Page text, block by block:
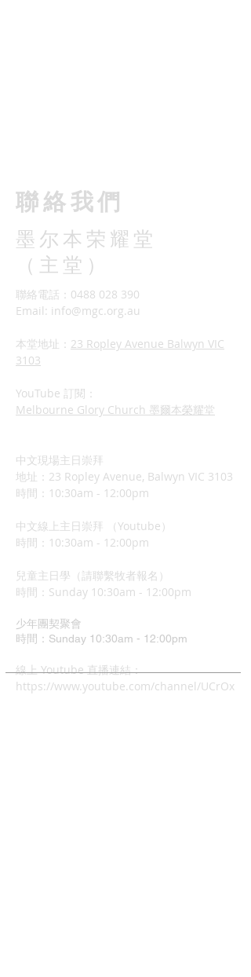
​聯絡我們
墨尔本荣耀堂
（主堂）
聯絡電話：0488 028 390
Email: info@mgc.org.au
本堂地址： 23 Ropley Avenue Balwyn VIC
3103
YouTube 訂閱：
Melbourne Glory Church 墨爾本榮耀堂
中文現場主日崇拜
地址：23 Ropley Avenue, Balwyn VIC 3103
時間：10:30am - 12:00pm
中文線上主日崇拜 （Youtube）
時間：10:30am - 12:00pm
兒童主日學（請聯繫牧者報名）
​時間：Sunday 10:30am - 12:00pm
少年團契聚會
時間：Sunday 10:30am - 12:00pm
​線上 Youtube 直播連結：
https://www.youtube.com/channel/UCrOx